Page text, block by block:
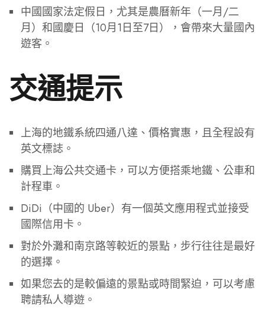
中國國家法定假日，尤其是農曆新年（一月/二
月）和國慶日（10月1日至7日），會帶來大量國內
遊客。
交通提示
上海的地鐵系統四通八達、價格實惠，且全程設有
英文標誌。
購買上海公共交通卡，可以方便搭乘地鐵、公車和
計程車。
DiDi（中國的 Uber）有一個英文應用程式並接受
國際信用卡。
對於外灘和南京路等較近的景點，步行往往是最好
的選擇。
如果您去的是較偏遠的景點或時間緊迫，可以考慮
聘請私人導遊。